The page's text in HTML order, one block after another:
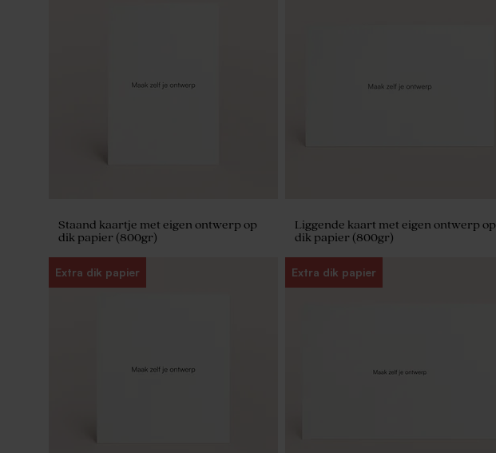
Staand kaartje met eigen ontwerp op
dik papier (800gr)
Liggende kaart met eigen ontwerp op
dik papier (800gr)
Extra dik papier Extra dik papier